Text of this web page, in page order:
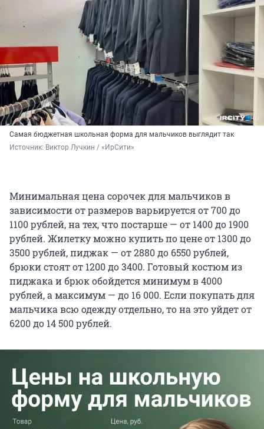
Самая бюджетная школьная форма для мальчиков выглядит так
Источник: Виктор Лучкин / «ИрСити»
Минимальная цена сорочек для мальчиков в
зависимости от размеров варьируется от 700 до
1100 рублей, на тех, что постарше — от 1400 до 1900
рублей. Жилетку можно купить по цене от 1300 до
3500 рублей, пиджак — от 2880 до 6550 рублей,
брюки стоят от 1200 до 3400. Готовый костюм из
пиджака и брюк обойдется минимум в 4000
рублей, а максимум — до 16 000. Если покупать для
мальчика всю одежду отдельно, то на это уйдет от
6200 до 14 500 рублей.